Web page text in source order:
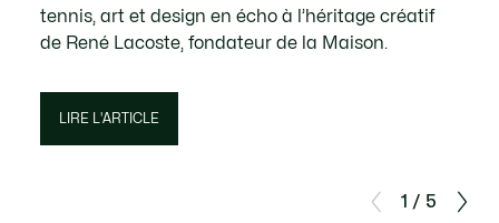
1 / 5
tennis, art et design en écho à l’héritage créatif
de René Lacoste, fondateur de la Maison.
LIRE L'ARTICLE